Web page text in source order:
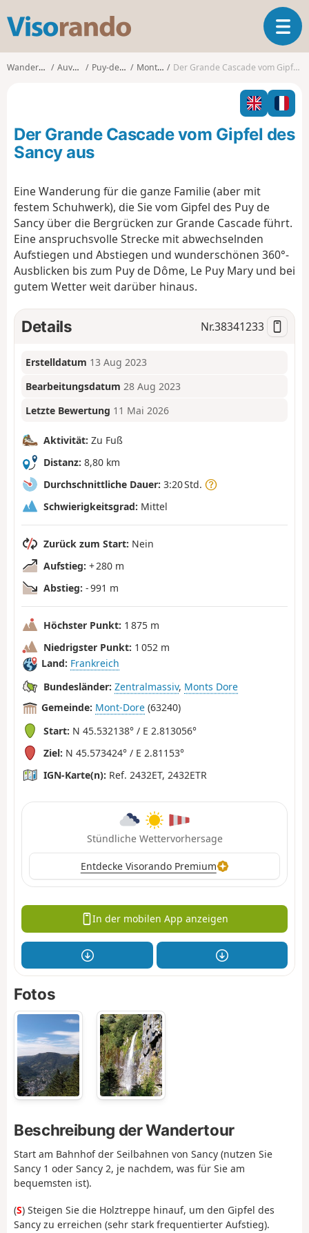
s
o
o
T
o
g
g
l
n
a
i
n
Wanderungen Auvergne Puy-de-Dôme Mont-Dore Der Grande Cascade vom Gipfel des Sancy aus
Der Grande Cascade vom Gipfel des
Sancy aus
Eine Wanderung für die ganze Familie (aber mit
festem Schuhwerk), die Sie vom Gipfel des Puy de
Sancy über die Bergrücken zur Grande Cascade führt.
Eine anspruchsvolle Strecke mit abwechselnden
Aufstiegen und Abstiegen und wunderschönen 360°-
Ausblicken bis zum Puy de Dôme, Le Puy Mary und bei
gutem Wetter weit darüber hinaus.
Details Nr.38341233
Erstelldatum 13 Aug 2023
Bearbeitungsdatum 28 Aug 2023
Letzte Bewertung 11 Mai 2026
Aktivität: Zu Fuß
Distanz: 8,80 km
Durchschnittliche Dauer: 3:20 Std.
Schwierigkeitsgrad: Mittel
Zurück zum Start: Nein
Aufstieg: + 280 m
Abstieg: - 991 m
Höchster Punkt: 1 875 m
Niedrigster Punkt: 1 052 m
Land: Frankreich
Bundesländer: Zentralmassiv, Monts Dore
Gemeinde: Mont-Dore (63240)
Start: N 45.532138° / E 2.813056°
Ziel: N 45.573424° / E 2.81153°
IGN-Karte(n): Ref. 2432ET, 2432ETR
Stündliche Wettervorhersage
Entdecke Visorando Premium
In der mobilen App anzeigen
Fotos
Beschreibung der Wandertour
Start am Bahnhof der Seilbahnen von Sancy (nutzen Sie
Sancy 1 oder Sancy 2, je nachdem, was für Sie am
bequemsten ist).
(S) Steigen Sie die Holztreppe hinauf, um den Gipfel des
Sancy zu erreichen (sehr stark frequentierter Aufstieg).